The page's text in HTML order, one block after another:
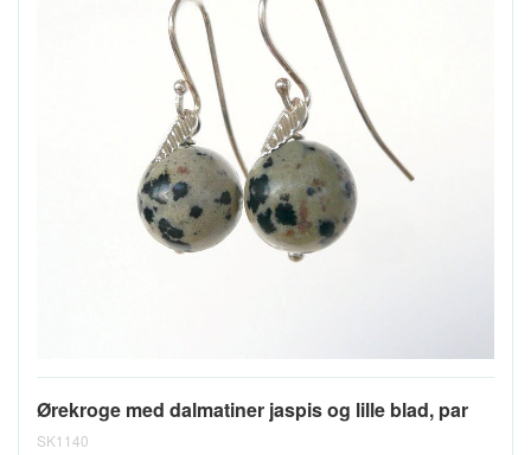
Ørekroge med dalmatiner jaspis og lille blad, par
SK1140